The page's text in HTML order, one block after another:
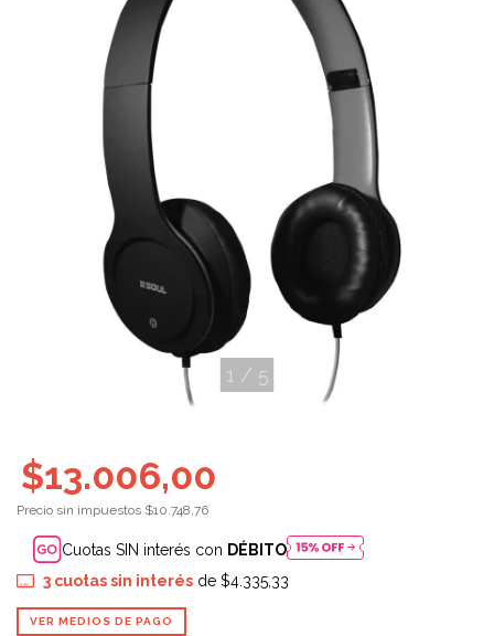
1 / 5
$13.006,00
Precio sin impuestos $10.748,76
Cuotas SIN interés con DÉBITO
3cuotas sin interésde $4.335,33
VER MEDIOS DE PAGO